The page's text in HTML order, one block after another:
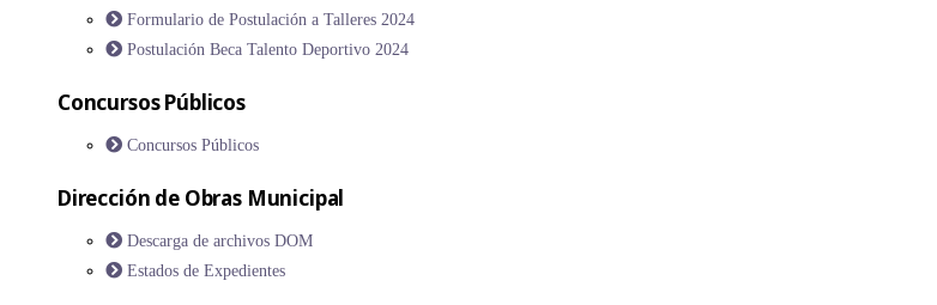
Formulario de Postulación a Talleres 2024
Postulación Beca Talento Deportivo 2024
Concursos Públicos
Concursos Públicos
Dirección de Obras Municipal
Descarga de archivos DOM
Estados de Expedientes